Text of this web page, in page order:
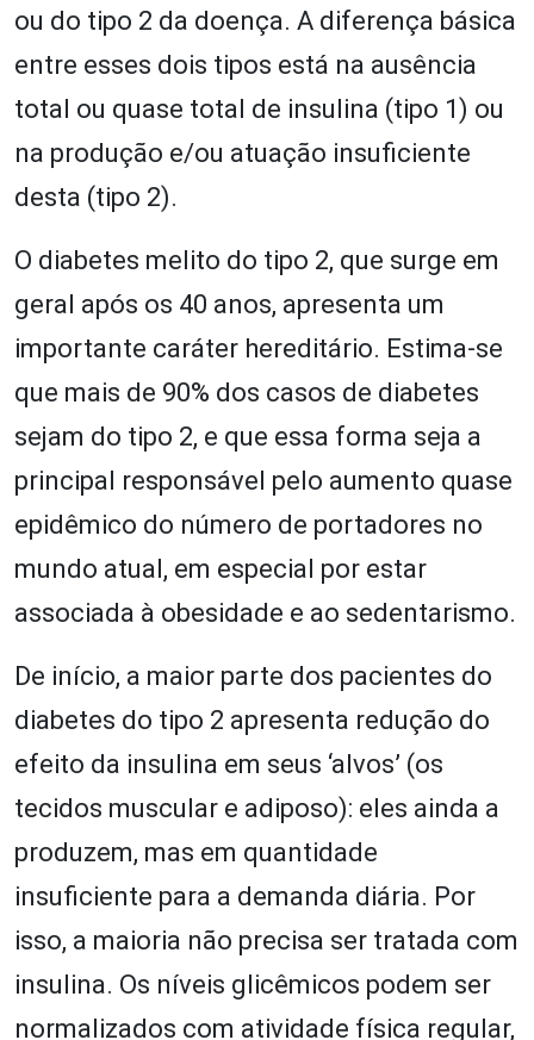
ou do tipo 2 da doença. A diferença básica
entre esses dois tipos está na ausência
total ou quase total de insulina (tipo 1) ou
na produção e/ou atuação insuficiente
desta (tipo 2).
O diabetes melito do tipo 2, que surge em
geral após os 40 anos, apresenta um
importante caráter hereditário. Estima-se
que mais de 90% dos casos de diabetes
sejam do tipo 2, e que essa forma seja a
principal responsável pelo aumento quase
epidêmico do número de portadores no
mundo atual, em especial por estar
associada à obesidade e ao sedentarismo.
De início, a maior parte dos pacientes do
diabetes do tipo 2 apresenta redução do
efeito da insulina em seus ‘alvos’ (os
tecidos muscular e adiposo): eles ainda a
produzem, mas em quantidade
insuficiente para a demanda diária. Por
isso, a maioria não precisa ser tratada com
insulina. Os níveis glicêmicos podem ser
normalizados com atividade física regular,